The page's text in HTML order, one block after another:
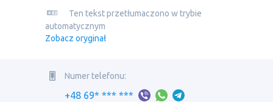
Ten tekst przetłumaczono w trybie
automatycznym
Zobacz oryginał
Numer telefonu:
+48 69* *** ***